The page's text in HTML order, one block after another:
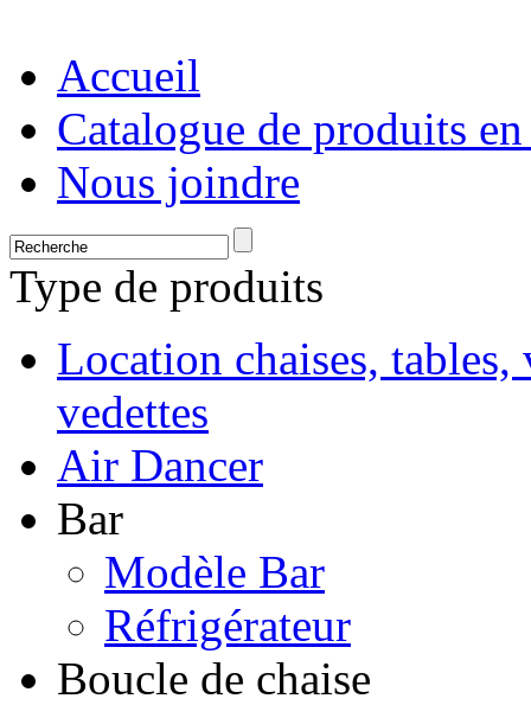
Accueil
Catalogue de produits
Nous joindre
Type de produits
Location chaises,
vedettes
Air Dancer
Bar
Modèle Bar
Réfrigérateur
Boucle de chaise